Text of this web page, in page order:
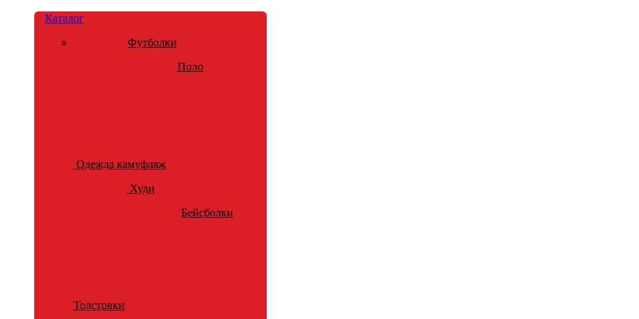
Каталог
Футболки
Поло
Одежда камуфляж
Худи
Бейсболки
Толстовки